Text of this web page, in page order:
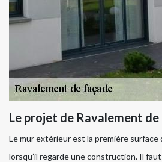
Le projet de Ravalement
Le mur extérieur est la première
lorsqu’il regarde une construction. Il